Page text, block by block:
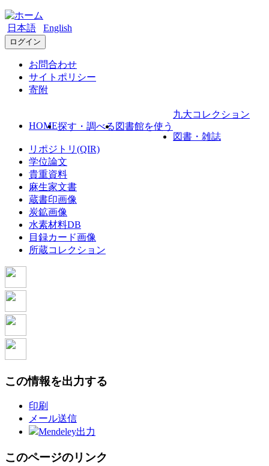
日本語 English
ログイン
お問合わせ
サイトポリシー
寄附
HOME探す・調べる 図書館を使う
九大コレクション
図書・雑誌
リポジトリ(QIR)
学位論文
貴重資料
麻生家文書
蔵書印画像
炭鉱画像
水素材料DB
目録カード画像
所蔵コレクション
この情報を出力する
印刷
メール送信
Mendeley出力
このページのリンク